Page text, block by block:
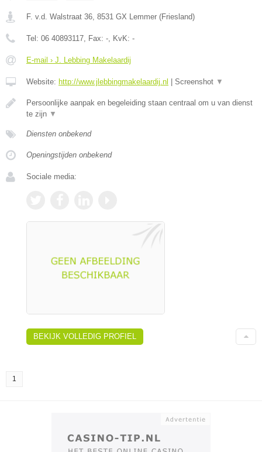
F. v.d. Walstraat 36 8531 GX Lemmer (Friesland)
Tel: 06 40893117 , Fax: - , KvK: -
E-mail › J. Lebbing Makelaardij
Website: http://www.jlebbingmakelaardij.nl Screenshot ▼
Persoonlijke aanpak en begeleiding staan centraal om u van dienst
te zijn ▼
Diensten onbekend
Openingstijden onbekend
Sociale media:
BEKIJK VOLLEDIG PROFIEL
1